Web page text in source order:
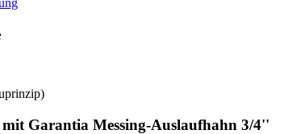
Garantia Messing-Auslaufhahn 3/4''